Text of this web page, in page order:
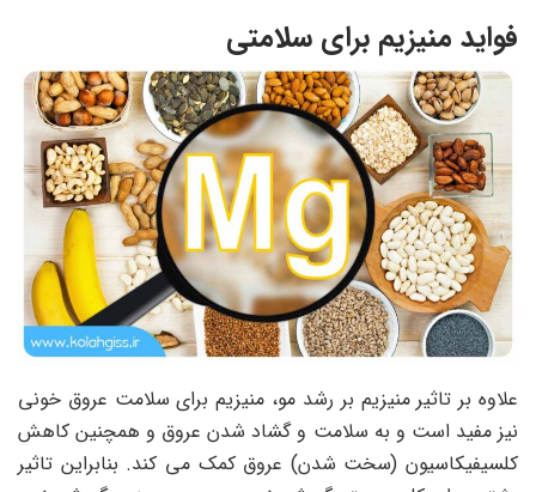
فواید منیزیم برای سلامتی
علاوه بر تاثیر منیزیم بر رشد مو، منیزیم برای سلامت عروق خونی
نیز مفید است و به سلامت و گشاد شدن عروق و همچنین کاهش
کلسیفیکاسیون (سخت شدن) عروق کمک می کند. بنابراین تاثیر